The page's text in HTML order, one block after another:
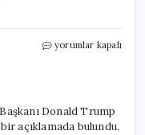
Meloni’den
ilişkilere
yansımamalı
yorumlar kapalı
Donald Trump
açıklamada bulundu.